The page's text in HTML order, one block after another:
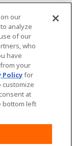
seluruh dunia
yang dianjurkan
our
analyze
of our
who
have
your
Policyfor
customize
at
bottom left